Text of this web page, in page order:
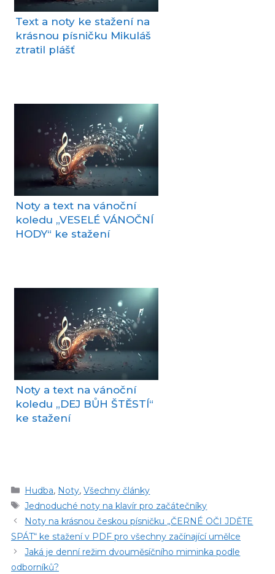
Text a noty ke stažení na
krásnou písničku Mikuláš
ztratil plášť
Noty a text na vánoční
koledu „VESELÉ VÁNOČNÍ
HODY“ ke stažení
Noty a text na vánoční
koledu „DEJ BŮH ŠTĚSTÍ“
ke stažení
Rubriky
Hudba, Noty,Všechny články
Štítky
Jednoduché noty na klavír pro začátečníky
Noty na krásnou českou písničku „ČERNÉ OČI JDĚTE
SPÁT“ ke stažení v PDF pro všechny začínající umělce
Jaká je denní režim dvouměsíčního miminka podle
odborníků?